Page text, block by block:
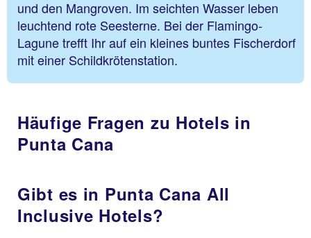
und den Mangroven. Im seichten Wasser leben
leuchtend rote Seesterne. Bei der Flamingo-
Lagune trefft Ihr auf ein kleines buntes Fischerdorf
mit einer Schildkrötenstation.
Häufige Fragen zu Hotels in
Punta Cana
Gibt es in Punta Cana All
Inclusive Hotels?